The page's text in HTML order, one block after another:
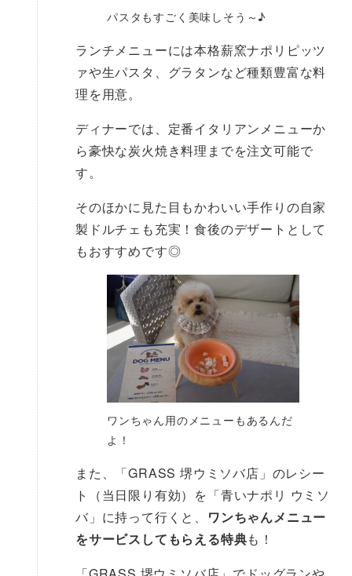
パスタもすごく美味しそう～♪
ランチメニューには本格薪窯ナポリピッツ
ァや生パスタ、グラタンなど種類豊富な料
理を用意。
ディナーでは、定番イタリアンメニューか
ら豪快な炭火焼き料理までを注文可能で
す。
そのほかに見た目もかわいい手作りの自家
製ドルチェも充実！食後のデザートとして
もおすすめです◎
ワンちゃん用のメニューもあるんだ
よ！
また、「GRASS 堺ウミソバ店」のレシー
ト（当日限り有効）を「青いナポリ ウミソ
バ」に持って行くと、 ワンちゃんメニュー
をサービスしてもらえる特典も！